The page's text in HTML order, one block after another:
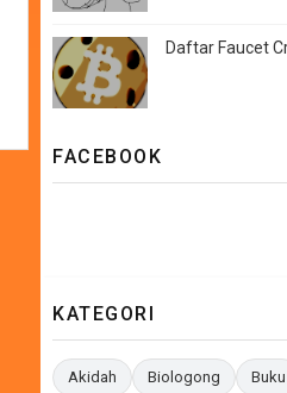
Daftar Faucet
FACEBOOK
KATEGORI
Akidah Biologong Buku